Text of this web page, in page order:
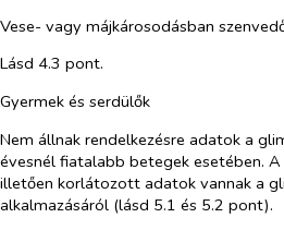
Vese- vagy májkárosodásban
Lásd 4.3 pont.
Gyermek és serdülők
Nem állnak rendelkezésre adatok a
évesnél fiatalabb betegek esetében.
illetően korlátozott adatok vannak a
alkalmazásáról (lásd 5.1 és 5.2 pont).